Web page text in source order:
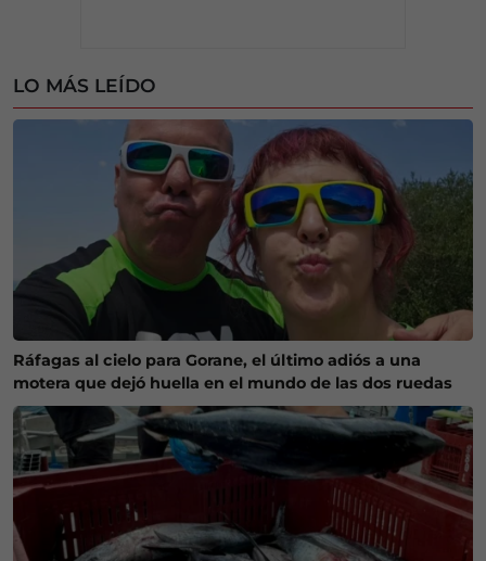
LO MÁS LEÍDO
Ráfagas al cielo para Gorane, el último adiós a una
motera que dejó huella en el mundo de las dos ruedas